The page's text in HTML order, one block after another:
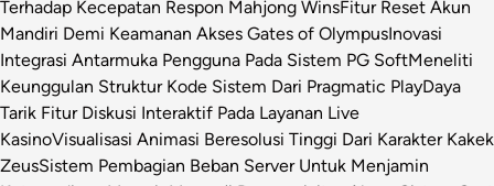
Terhadap Kecepatan Respon Mahjong WinsFitur Reset Akun
Mandiri Demi Keamanan Akses Gates of OlympusInovasi
Integrasi Antarmuka Pengguna Pada Sistem PG SoftMeneliti
Keunggulan Struktur Kode Sistem Dari Pragmatic PlayDaya
Tarik Fitur Diskusi Interaktif Pada Layanan Live
KasinoVisualisasi Animasi Beresolusi Tinggi Dari Karakter Kakek
ZeusSistem Pembagian Beban Server Untuk Menjamin